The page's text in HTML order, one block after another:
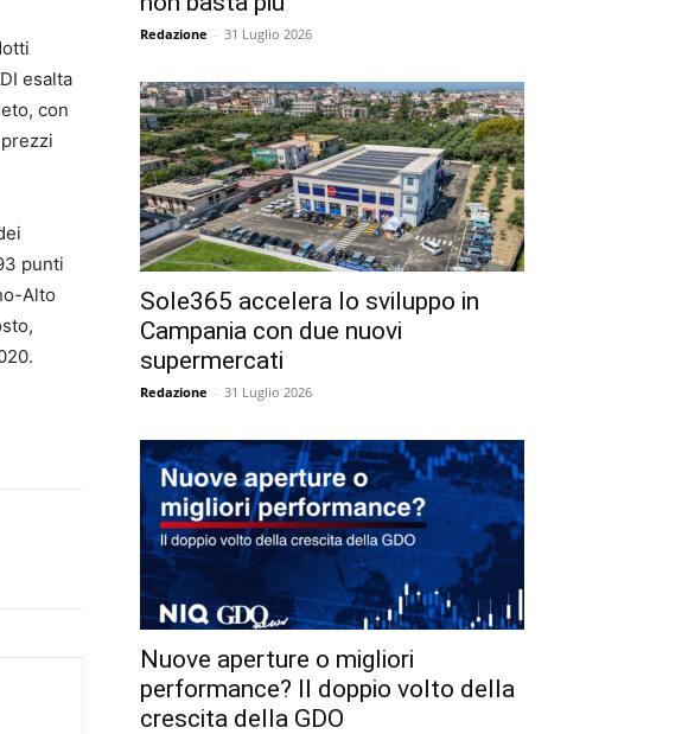
esalta
con
punti
Alto
Redazione - 31 Luglio 2026
Sole365 accelera lo sviluppo in
Campania con due nuovi
supermercati
Redazione - 31 Luglio 2026
Nuove aperture o migliori
performance? Il doppio volto della
crescita della GDO